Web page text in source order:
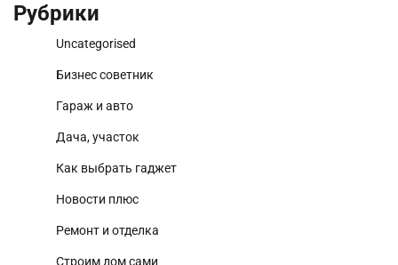
Рубрики
Uncategorised
Бизнес советник
Гараж и авто
Дача, участок
Как выбрать гаджет
Новости плюс
Ремонт и отделка
Строим дом сами